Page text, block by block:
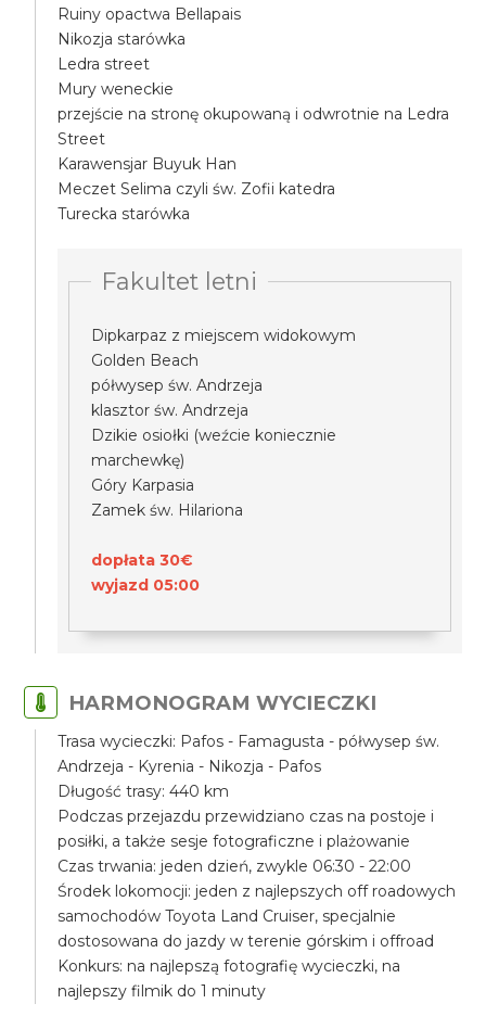
Ruiny opactwa Bellapais
Nikozja starówka
Ledra street
Mury weneckie
przejście na stronę okupowaną i odwrotnie na Ledra
Street
Karawensjar Buyuk Han
Meczet Selima czyli św. Zofii katedra
Turecka starówka
Fakultet letni
Dipkarpaz z miejscem widokowym
Golden Beach
półwysep św. Andrzeja
klasztor św. Andrzeja
Dzikie osiołki (weźcie koniecznie
marchewkę)
Góry Karpasia
Zamek św. Hilariona
dopłata 30€
wyjazd 05:00
HARMONOGRAM WYCIECZKI
Trasa wycieczki: Pafos - Famagusta - półwysep św.
Andrzeja - Kyrenia - Nikozja - Pafos
Długość trasy: 440 km
Podczas przejazdu przewidziano czas na postoje i
posiłki, a także sesje fotograficzne i plażowanie
Czas trwania: jeden dzień, zwykle 06:30 - 22:00
Środek lokomocji: jeden z najlepszych off roadowych
samochodów Toyota Land Cruiser, specjalnie
dostosowana do jazdy w terenie górskim i offroad
Konkurs: na najlepszą fotografię wycieczki, na
najlepszy filmik do 1 minuty